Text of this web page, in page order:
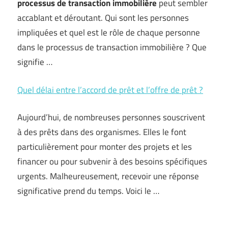
processus de transaction immobilière peut sembler
accablant et déroutant. Qui sont les personnes
impliquées et quel est le rôle de chaque personne
dans le processus de transaction immobilière ? Que
signifie …
Quel délai entre l’accord de prêt et l’offre de prêt ?
Aujourd’hui, de nombreuses personnes souscrivent
à des prêts dans des organismes. Elles le font
particulièrement pour monter des projets et les
financer ou pour subvenir à des besoins spécifiques
urgents. Malheureusement, recevoir une réponse
significative prend du temps. Voici le …